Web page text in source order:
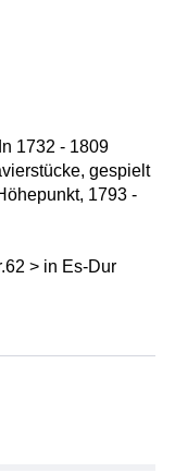
1732 - 1809
gespielt
1793 -
> in Es-Dur